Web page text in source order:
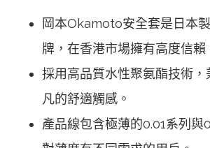
岡本Okamoto安全套是日本
牌，在香港市場擁有高度信賴
採用高品質水性聚氨酯技術，
凡的舒適觸感。
產品線包含極薄的0.01系列與